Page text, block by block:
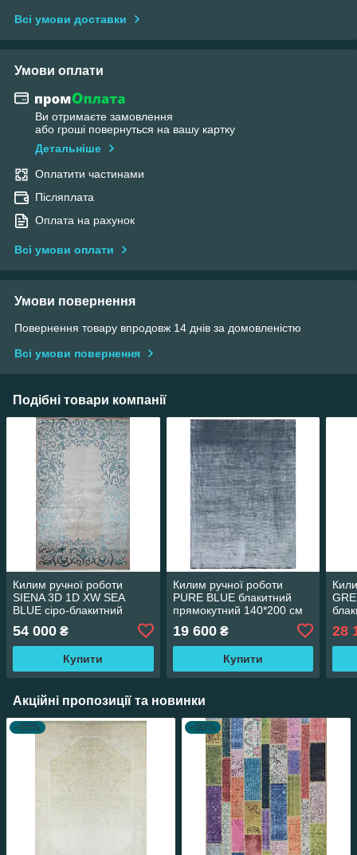
Всі умови доставки
Умови оплати
Ви отримаєте замовлення
або гроші повернуться на вашу картку
Детальніше
Оплатити частинами
Післяплата
Оплата на рахунок
Всі умови оплати
Умови повернення
Повернення товару впродовж 14 днів за домовленістю
Всі умови повернення
Подібні товари компанії
Килим ручної роботи
SIENA 3D 1D XW SEA
BLUE сіро-блакитний
прямокутний 200*300 см
54 000 ₴
Купити
Килим ручної роботи
PURE BLUE блакитний
прямокутний 140*200 см
19 600₴
Купити
28
Акційні пропозиції та новинки
–65% –50%